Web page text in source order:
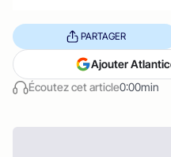
Écoutez cet article0:00min
PARTAGER
Ajouter